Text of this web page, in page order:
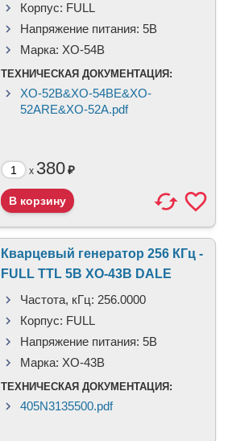
Корпус: FULL
Напряжение питания: 5В
Марка: XO-54B
ТЕХНИЧЕСКАЯ ДОКУМЕНТАЦИЯ:
XO-52B&XO-54BE&XO-
52ARE&XO-52A.pdf
x 380₽
Кварцевый генератор 256 КГц -
FULL TTL 5В XO-43B DALE
Частота, кГц: 256.0000
Корпус: FULL
Напряжение питания: 5В
Марка: XO-43B
ТЕХНИЧЕСКАЯ ДОКУМЕНТАЦИЯ:
405N3135500.pdf